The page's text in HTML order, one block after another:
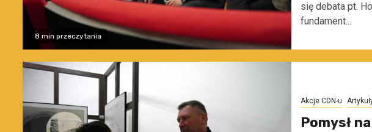
8 min przeczytania
się debata pt.
fundament...
Akcje CDN-u
Pomysł